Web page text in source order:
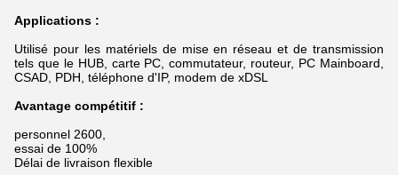
Applications :
Utilisé pour les matériels de mise en réseau et de transmission
tels que le HUB, carte PC, commutateur, routeur, PC Mainboard,
CSAD, PDH, téléphone d'IP, modem de xDSL
Avantage compétitif :
personnel 2600,
essai de 100%
Délai de livraison flexible